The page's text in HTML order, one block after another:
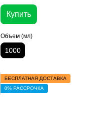
Купить
Объем (мл)
1000
БЕСПЛАТНАЯ ДОСТАВКА
0% РАССРОЧКА